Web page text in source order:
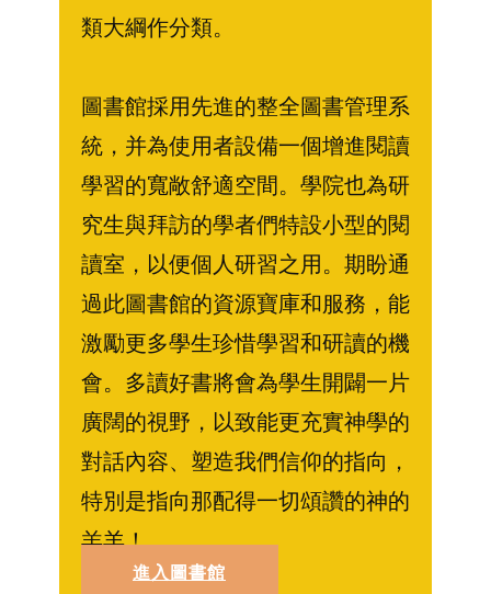
類大綱作分類。
圖書館採用先進的整全圖書管理系
統，并為使用者設備一個增進閱讀
學習的寬敞舒適空間。學院也為研
究生與拜訪的學者們特設小型的閱
讀室，以便個人研習之用。期盼通
過此圖書館的資源寶庫和服務，能
激勵更多學生珍惜學習和研讀的機
會。多讀好書將會為學生開闢一片
廣闊的視野，以致能更充實神學的
對話內容、塑造我們信仰的指向，
特別是指向那配得一切頌讚的神的
羔羊！
進入圖書館